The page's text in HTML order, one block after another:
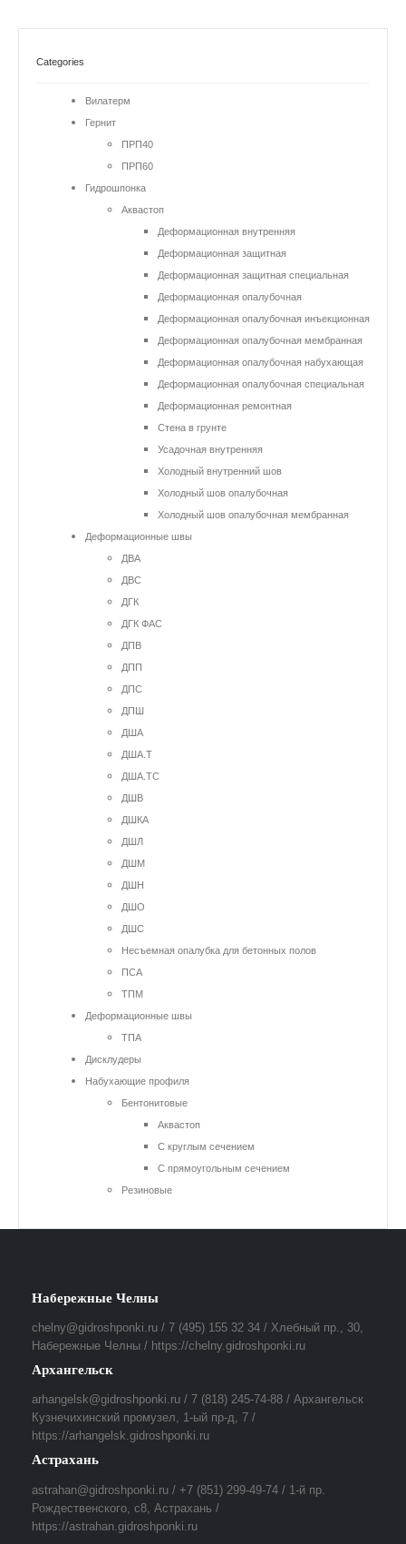
Categories
Вилатерм
Гернит
ПРП40
ПРП60
Гидрошпонка
Аквастоп
Деформационная внутренняя
Деформационная защитная
Деформационная защитная специальная
Деформационная опалубочная
Деформационная опалубочная инъекционная
Деформационная опалубочная мембранная
Деформационная опалубочная набухающая
Деформационная опалубочная специальная
Деформационная ремонтная
Стена в грунте
Усадочная внутренняя
Холодный внутренний шов
Холодный шов опалубочная
Холодный шов опалубочная мембранная
Деформационные швы
ДВА
ДВС
ДГК
ДГК ФАС
ДПВ
ДПП
ДПС
ДПШ
ДША
ДША.Т
ДША.ТС
ДШВ
ДШКА
ДШЛ
ДШМ
ДШН
ДШО
ДШС
Несъемная опалубка для бетонных полов
ПСА
ТПМ
Деформационные швы
ТПА
Дисклудеры
Набухающие профиля
Бентонитовые
Аквастоп
С круглым сечением
С прямоугольным сечением
Резиновые
Набережные Челны
chelny@gidroshponki.ru / 7 (495) 155 32 34 / Хлебный пр., 30,
Набережные Челны / https://chelny.gidroshponki.ru
Архангельск
arhangelsk@gidroshponki.ru / 7 (818) 245-74-88 / Архангельск
Кузнечихинский промузел, 1-ый пр-д, 7 /
https://arhangelsk.gidroshponki.ru
Астрахань
astrahan@gidroshponki.ru / +7 (851) 299-49-74 / 1-й пр.
Рождественского, с8, Астрахань /
https://astrahan.gidroshponki.ru